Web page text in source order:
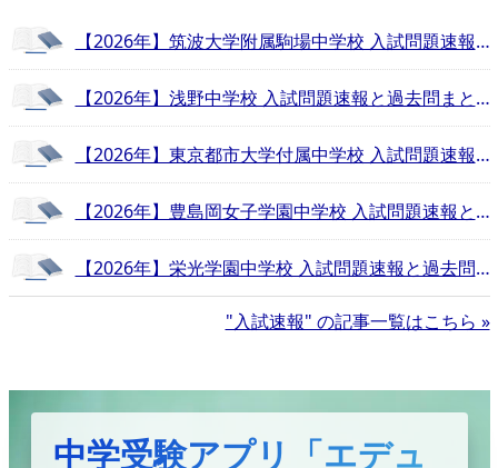
【2026年】筑波大学附属駒場中学校 入試問題速報と過去問まとめ
【2026年】浅野中学校 入試問題速報と過去問まとめ
【2026年】東京都市大学付属中学校 入試問題速報と過去問まとめ
【2026年】豊島岡女子学園中学校 入試問題速報と過去問まとめ
【2026年】栄光学園中学校 入試問題速報と過去問まとめ
"入試速報" の記事一覧はこちら »
中学受験アプリ「エデュ